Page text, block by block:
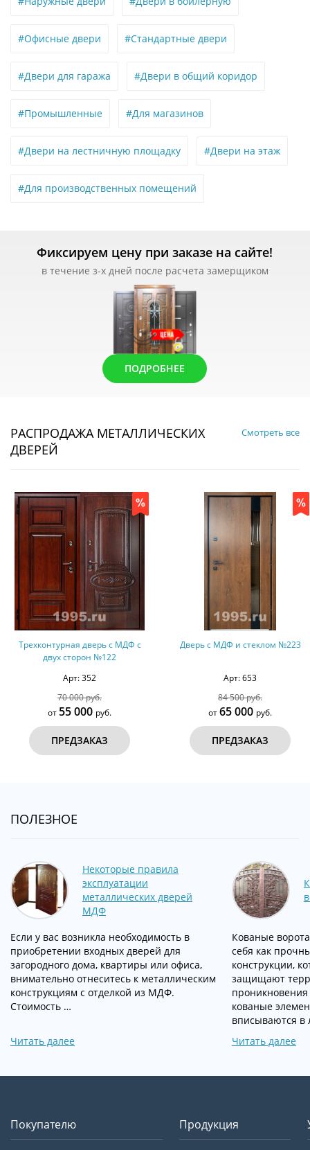
#Офисные двери #Стандартные двери
#Двери для гаража #Двери в общий коридор
#Промышленные #Для магазинов
#Двери на лестничную площадку #Двери на этаж
#Для производственных помещений
Фиксируем цену при заказе на сайте!
в течение з-х дней после расчета замерщиком
ПОДРОБНЕЕ
РАСПРОДАЖА МЕТАЛЛИЧЕСКИХ
ДВЕРЕЙ
Смотреть все
Трехконтурная дверь с МДФ с
двух сторон №122
Арт: 352
70 000 руб.
от 55 000 руб.
ПРЕДЗАКАЗ
Дверь с МДФ и стеклом №223
Арт: 653
84 500 руб.
от65 000 руб.
ПРЕДЗАКАЗ
ПОЛЕЗНОЕ
Некоторые правила
эксплуатации
металлических дверей
МДФ
Если у вас возникла необходимость в
приобретении входных дверей для
загородного дома, квартиры или офиса,
внимательно отнеситесь к металлическим
конструкциям с отделкой из МДФ.
Стоимость …
Читать далее
Кованые
себя как
конструкции,
защищают
кованые
вписываются
Читать далее
Покупателю Продукция